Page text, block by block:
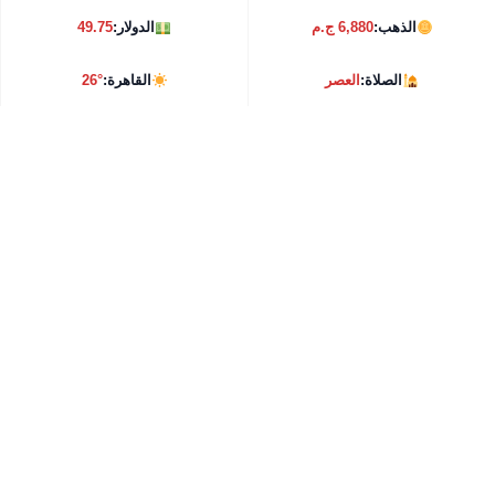
الذهب:6,880 ج.م الدولار:49.75
الصلاة:العصر القاهرة:26°